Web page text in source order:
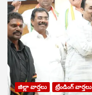
జిల్లా వార్తలు ట్రేండింగ్ వార్తలు